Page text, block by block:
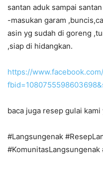
santan aduk sampai
-masukan garam
asin yg sudah di goreng
,siap di hidangkan.
https://
baca juga resep gulai kami
#Langsungenak